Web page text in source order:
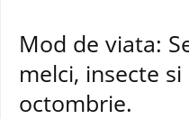
Mod de viata:
melci, insecte
octombrie.